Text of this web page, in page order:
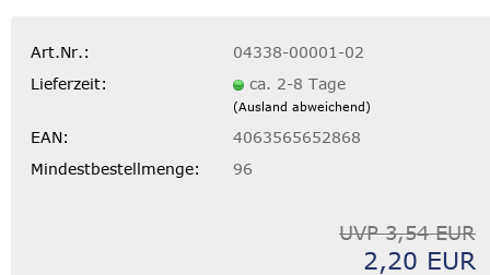
Art.Nr.:
04338-00001-02
Lieferzeit:
ca. 2-8 Tage
(Ausland abweichend)
EAN:
4063565652868
Mindestbestellmenge:
96
UVP 3,54 EUR
2,20 EUR